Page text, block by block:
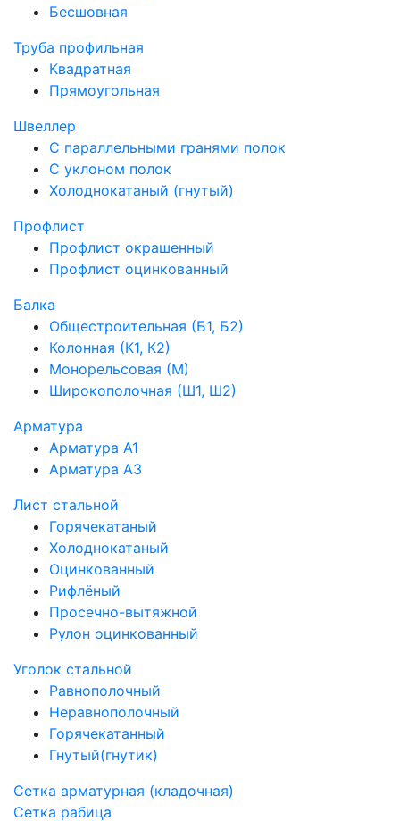
Бесшовная
Труба профильная
Квадратная
Прямоугольная
Швеллер
С параллельными гранями полок
С уклоном полок
Холоднокатаный (гнутый)
Профлист
Профлист окрашенный
Профлист оцинкованный
Балка
Общестроительная (Б1, Б2)
Колонная (К1, К2)
Монорельсовая (М)
Широкополочная (Ш1, Ш2)
Арматура
Арматура А1
Арматура А3
Лист стальной
Горячекатаный
Холоднокатаный
Оцинкованный
Рифлёный
Просечно-вытяжной
Рулон оцинкованный
Уголок стальной
Равнополочный
Неравнополочный
Горячекатанный
Гнутый(гнутик)
Сетка арматурная (кладочная)
Сетка рабица